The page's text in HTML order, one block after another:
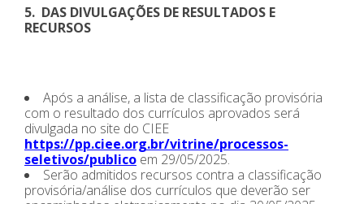
5. DAS DIVULGAÇÕES DE RESULTADOS E
RECURSOS
Após a análise, a lista de classificação provisória
com o resultado dos currículos aprovados será
divulgada no site do CIEE
https://pp.ciee.org.br/vitrine/processos-
seletivos/publico em 29/05/2025.
Serão admitidos recursos contra a classificação
provisória/análise dos currículos que deverão ser